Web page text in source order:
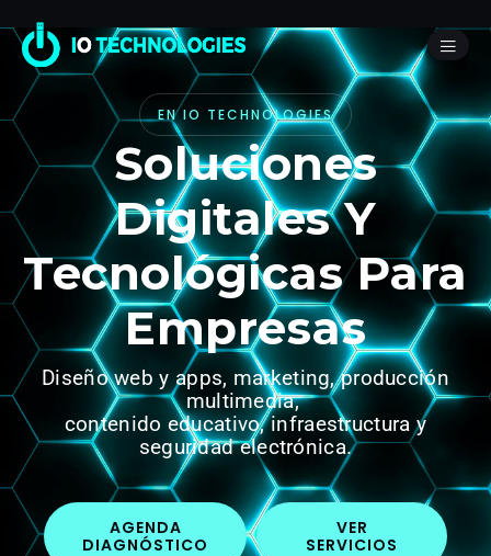
EN IO TECHNOLOGIES
Soluciones
Digitales Y
Tecnológicas Para
Empresas
Diseño web y apps, marketing, producción
multimedia,
contenido educativo, infraestructura y
seguridad electrónica.
AGENDA
DIAGNÓSTICO
VER
SERVICIOS